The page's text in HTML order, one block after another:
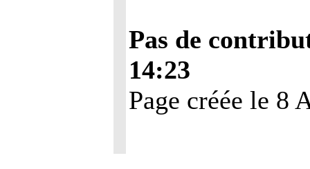
Pas de
14:23
Page créée le 8